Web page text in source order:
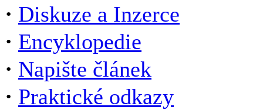
· Diskuze a Inzerce
· Encyklopedie
· Napište článek
· Praktické odkazy